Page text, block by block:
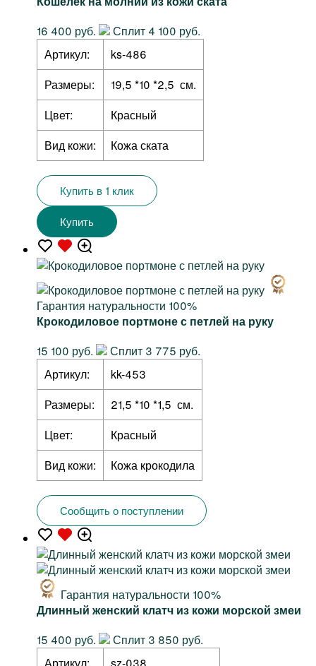
16 400 руб.
Сплит 4 100 руб.
Артикул:
ks-486
Размеры:
19,5 *10 *2,5 см.
Цвет:
Красный
Вид кожи:
Кожа ската
Купить в 1 клик
Купить
Гарантия натуральности 100%
Крокодиловое портмоне с петлей на руку
15 100 руб.
Сплит 3 775 руб.
Артикул:
kk-453
Размеры:
21,5 *10 *1,5 см.
Цвет:
Красный
Вид кожи:
Кожа крокодила
Сообщить о поступлении
Гарантия натуральности 100%
Длинный женский клатч из кожи морской змеи
15 400 руб.
Сплит 3 850 руб.